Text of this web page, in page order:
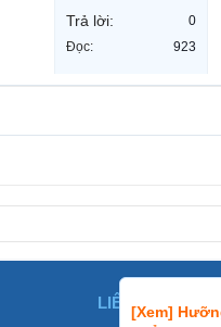
[Xem]
Trả lời:
0
Đọc:
923
LIÊN HỆ